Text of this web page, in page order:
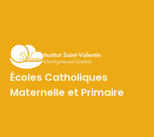
Écoles Catholiques
Maternelle et Primaire